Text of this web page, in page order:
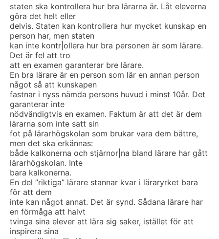
staten ska kontrollera hur bra lärarna är. Låt eleverna
göra det helt eller
delvis. Staten kan kontrollera hur mycket kunskap en
person har, men staten
kan inte kontr|ollera hur bra personen är som lärare.
Det är fel att tro
att en examen garanterar bre lärare.
En bra lärare är en person som lär en annan person
något så att kunskapen
fastnar i nyss nämda persons huvud i minst 10år. Det
garanterar inte
nödvändigtvis en examen. Faktum är att det är dem
lärarna som inte satt sin
fot på lärarhögskolan som brukar vara dem bättre,
men det ska erkännas:
både kalkonerna och stjärnor|na bland lärare har gått
lärarhögskolan. Inte
bara kalkonerna.
En del ”riktiga” lärare stannar kvar i läraryrket bara
för att dem
inte kan något annat. Det är synd. Sådana lärare har
en förmåga att halvt
tvinga sina elever att lära sig saker, istället för att
inspirera sina